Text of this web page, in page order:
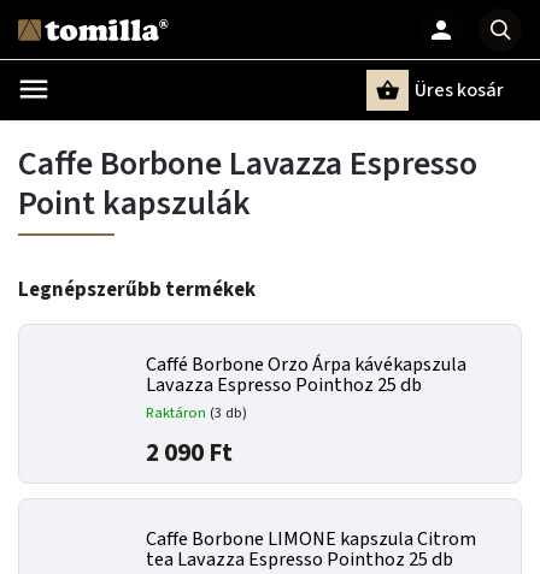
Üres kosár
Caffe Borbone Lavazza Espresso
Point kapszulák
Legnépszerűbb termékek
Caffé Borbone Orzo Árpa kávékapszula
Lavazza Espresso Pointhoz 25 db
Raktáron (3 db)
2 090 Ft
Caffe Borbone LIMONE kapszula Citrom
tea Lavazza Espresso Pointhoz 25 db